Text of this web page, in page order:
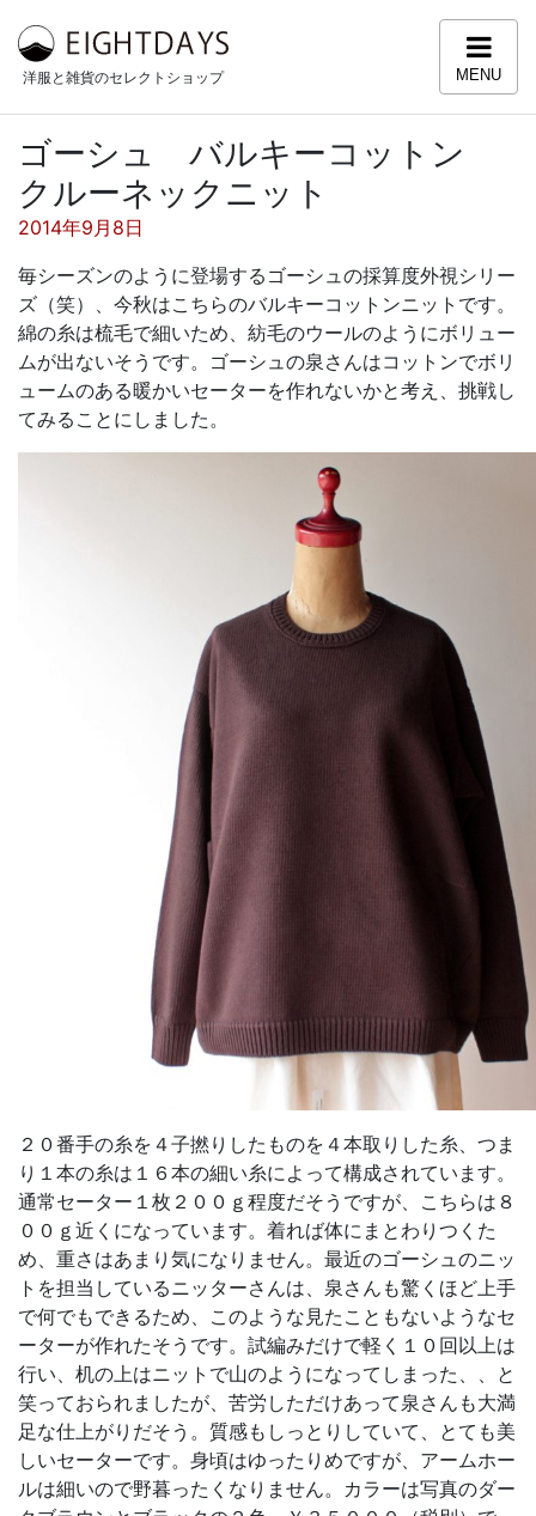
洋服と雑貨のセレクトショップ MENU
ゴーシュ バルキーコットン
クルーネックニット
投稿日:
2014年9月8日
毎シーズンのように登場するゴーシュの採算度外視シリー
ズ（笑）、今秋はこちらのバルキーコットンニットです。
綿の糸は梳毛で細いため、紡毛のウールのようにボリュー
ムが出ないそうです。ゴーシュの泉さんはコットンでボリ
ュームのある暖かいセーターを作れないかと考え、挑戦し
てみることにしました。
２０番手の糸を４子撚りしたものを４本取りした糸、つま
り１本の糸は１６本の細い糸によって構成されています。
通常セーター１枚２００ｇ程度だそうですが、こちらは８
００ｇ近くになっています。着れば体にまとわりつくた
め、重さはあまり気になりません。最近のゴーシュのニッ
トを担当しているニッターさんは、泉さんも驚くほど上手
で何でもできるため、このような見たこともないようなセ
ーターが作れたそうです。試編みだけで軽く１０回以上は
行い、机の上はニットで山のようになってしまった、、と
笑っておられましたが、苦労しただけあって泉さんも大満
足な仕上がりだそう。質感もしっとりしていて、とても美
しいセーターです。身頃はゆったりめですが、アームホー
ルは細いので野暮ったくなりません。カラーは写真のダー